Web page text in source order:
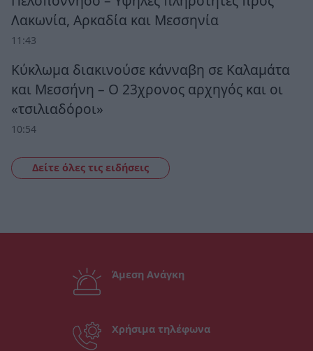
Λακωνία, Αρκαδία και Μεσσηνία
11:43
Κύκλωμα διακινούσε κάνναβη σε Καλαμάτα
και Μεσσήνη – Ο 23χρονος αρχηγός και οι
«τσιλιαδόροι»
10:54
Δείτε όλες τις ειδήσεις
Άμεση Ανάγκη
Χρήσιμα τηλέφωνα